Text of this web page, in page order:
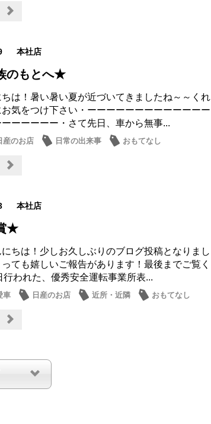
本社店
のもとへ★
は！暑い暑い夏が近づいてきましたね～～くれ
気をつけ下さい・ーーーーーーーーーーーーー
ーーーーー・さて先日、車から無事...
産のお店 日常の出来事 おもてなし
本社店
★
ちは！少しお久しぶりのブログ投稿となりまし
ても嬉しいご報告があります！最後までご覧く
行われた、優秀安全運転事業所表...
車 日産のお店 近所・近隣 おもてなし